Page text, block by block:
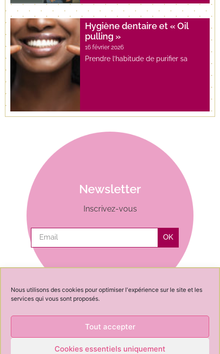
Nous utilisons des cookies pour optimiser l'expérience sur le site et les
services qui vous sont proposés.
Tout accepter
Cookies essentiels uniquement
Hygiène dentaire et « Oil
pulling »
16 février 2026
Prendre l’habitude de purifier sa
Newsletter
Inscrivez-vous
OK
Contact Conseil À propos de CGV CGU